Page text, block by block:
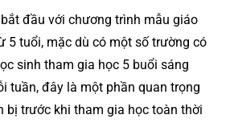
đầu với chương trình mẫu giáo
5 tuổi, mặc dù có một số trường có
sinh tham gia học 5 buổi sáng
tuần, đây là một phần quan trọng
bị trước khi tham gia học toàn thời